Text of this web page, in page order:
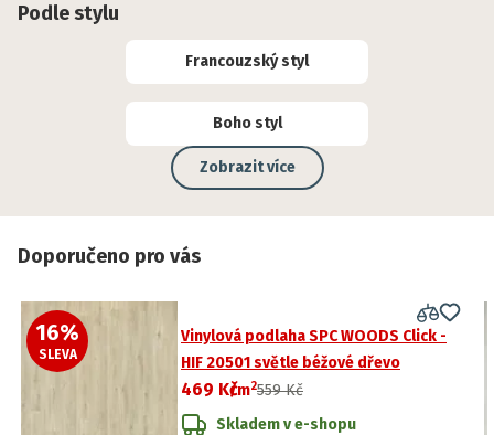
Podle stylu
Francouzský styl
Boho styl
Zobrazit více
Doporučeno pro vás
16%
SLEVA
Vinylová podlaha SPC WOODS Click -
HIF 20501 světle béžové dřevo
469 Kč
/m2559 Kč
Skladem v e-shopu